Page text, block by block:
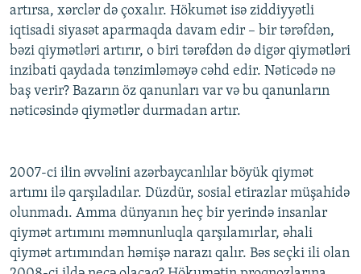
artırsa, xərclər də çoxalır. Hökumət isə ziddiyyətli
iqtisadi siyasət aparmaqda davam edir – bir tərəfdən,
bəzi qiymətləri artırır, o biri tərəfdən də digər qiymətləri
inzibati qaydada tənzimləməyə cəhd edir. Nəticədə nə
baş verir? Bazarın öz qanunları var və bu qanunların
nəticəsində qiymətlər durmadan artır.
2007-ci ilin əvvəlini azərbaycanlılar böyük qiymət
artımı ilə qarşıladılar. Düzdür, sosial etirazlar müşahidə
olunmadı. Amma dünyanın heç bir yerində insanlar
qiymət artımını məmnunluqla qarşılamırlar, əhali
qiymət artımından həmişə narazı qalır. Bəs seçki ili olan